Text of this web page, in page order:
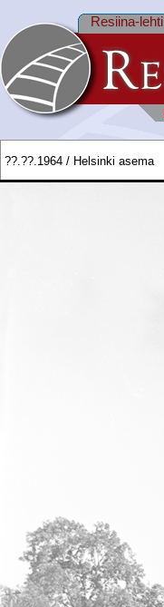
Resiina-lehti
??.??.1964 / Helsinki asema